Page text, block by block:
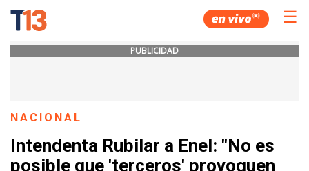
☰
PUBLICIDAD
NACIONAL
Intendenta Rubilar a Enel: "No es
posible que 'terceros' provoquen